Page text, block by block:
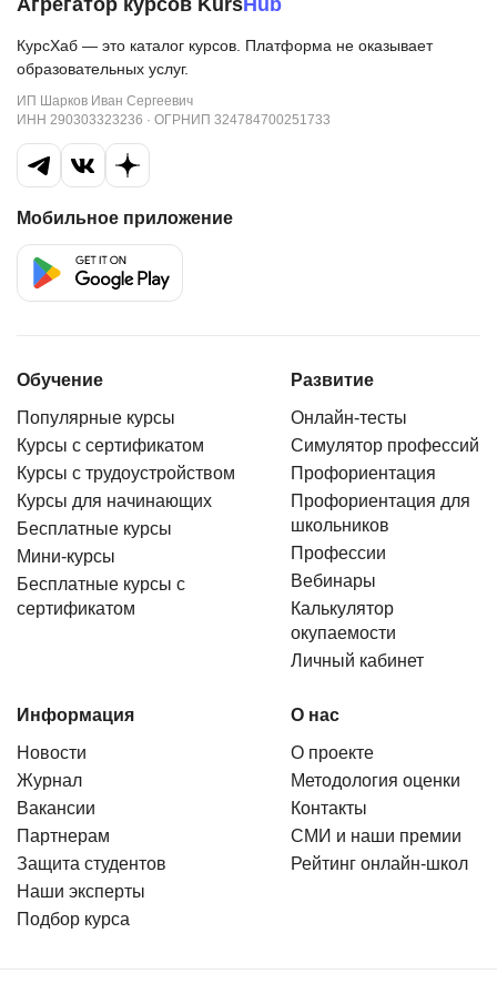
Агрегатор курсов KursHub
КурсХаб — это каталог курсов. Платформа не оказывает
образовательных услуг.
ИП Шарков Иван Сергеевич
ИНН 290303323236 · ОГРНИП 324784700251733
Мобильное приложение
Обучение
Популярные курсы
Курсы с сертификатом
Курсы с трудоустройством
Курсы для начинающих
Бесплатные курсы
Мини-курсы
Бесплатные курсы с
сертификатом
Развитие
Онлайн-тесты
Симулятор профессий
Профориентация
Профориентация для
школьников
Профессии
Вебинары
Калькулятор
окупаемости
Личный кабинет
Информация
Новости
Журнал
Вакансии
Партнерам
Защита студентов
Наши эксперты
Подбор курса
О нас
О проекте
Методология оценки
Контакты
СМИ и наши премии
Рейтинг онлайн-школ